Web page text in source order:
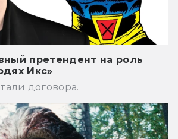
претендент на роль
Икс»
договора.